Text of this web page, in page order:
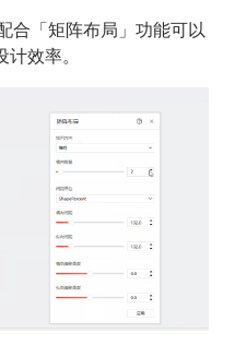
合「矩阵布局」功能可以
计效率。